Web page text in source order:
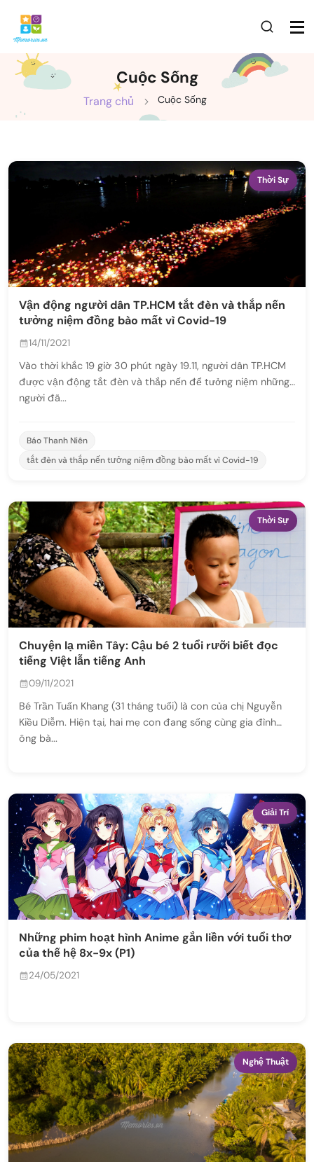
Cuộc Sống
Trang chủ Cuộc Sống
Thời Sự
Vận động người dân TP.HCM tắt đèn và thắp nến
tưởng niệm đồng bào mất vì Covid-19
14/11/2021
Vào thời khắc 19 giờ 30 phút ngày 19.11, người dân TP.HCM
được vận động tắt đèn và thắp nến để tưởng niệm những
người đã...
Báo Thanh Niên
tắt đèn và thắp nến tưởng niệm đồng bào mất vì Covid-19
Thời Sự
Chuyện lạ miền Tây: Cậu bé 2 tuổi rưỡi biết đọc
tiếng Việt lẫn tiếng Anh
09/11/2021
Bé Trần Tuấn Khang (31 tháng tuổi) là con của chị Nguyễn
Kiều Diễm. Hiện tại, hai mẹ con đang sống cùng gia đình
ông bà...
Giải Trí
Những phim hoạt hình Anime gắn liền với tuổi thơ
của thế hệ 8x-9x (P1)
24/05/2021
Nghệ Thuật